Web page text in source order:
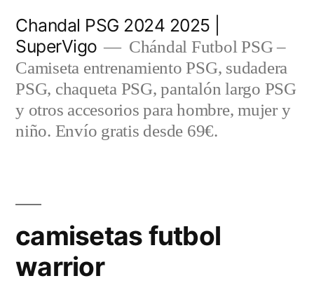
contenido
Chandal PSG 2024 2025 |
SuperVigo
Chándal Futbol PSG –
Camiseta entrenamiento PSG, sudadera
PSG, chaqueta PSG, pantalón largo PSG
y otros accesorios para hombre, mujer y
niño. Envío gratis desde 69€.
camisetas futbol
warrior